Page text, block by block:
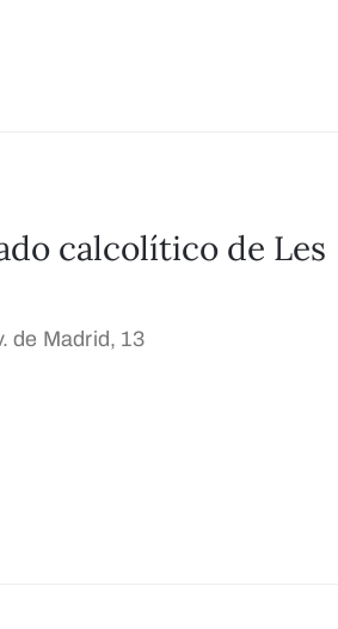
calcolítico de Les
de Madrid, 13